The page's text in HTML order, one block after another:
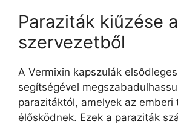
Paraziták kiűzése
szervezetből
A Vermixin kapszulák
segítségével
parazitáktól, amelyek az emberi
élősködnek. Ezek a paraziták